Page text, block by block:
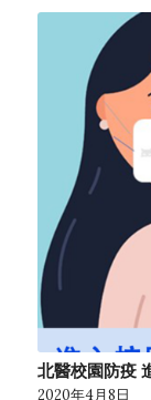
北醫校園防疫
2020年4月8日